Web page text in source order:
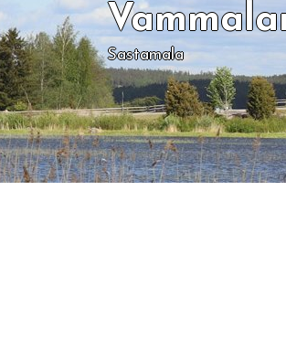
Sastamala